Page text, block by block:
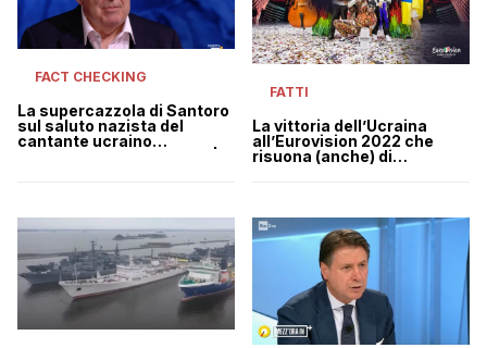
FACT CHECKING
La supercazzola di Santoro
sul saluto nazista del
cantante ucraino
FATTI
La vittoria dell’Ucraina
all’Eurovision 2022 che
risuona (anche) di